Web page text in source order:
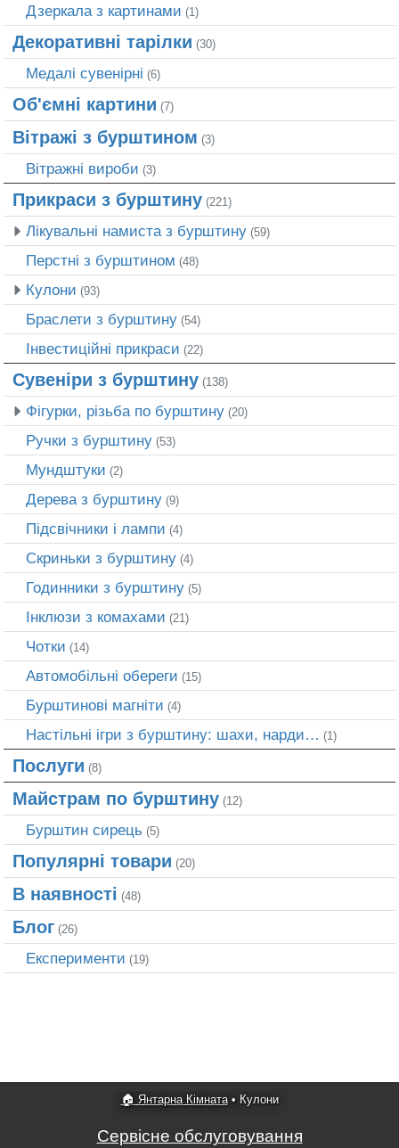
Дзеркала з картинами (1)
Декоративні тарілки (30)
Медалі сувенірні (6)
Об'ємні картини (7)
Вітражі з бурштином (3)
Вітражні вироби (3)
Прикраси з бурштину (221)
Лікувальні намиста з бурштину (59)
Перстні з бурштином (48)
Кулони (93)
Браслети з бурштину (54)
Інвестиційні прикраси (22)
Сувеніри з бурштину (138)
Фігурки, різьба по бурштину (20)
Ручки з бурштину (53)
Мундштуки (2)
Дерева з бурштину (9)
Підсвічники і лампи (4)
Скриньки з бурштину (4)
Годинники з бурштину (5)
Інклюзи з комахами (21)
Чотки (14)
Автомобільні обереги (15)
Бурштинові магніти (4)
Настільні ігри з бурштину: шахи, нарди… (1)
Послуги (8)
Майстрам по бурштину (12)
Бурштин сирець (5)
Популярні товари (20)
В наявності (48)
Блог (26)
Експерименти (19)
🏠 Янтарна Кімната• Кулони
Сервісне обслуговування